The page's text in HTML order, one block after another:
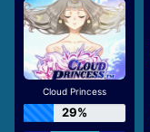
Cloud Princess
29%